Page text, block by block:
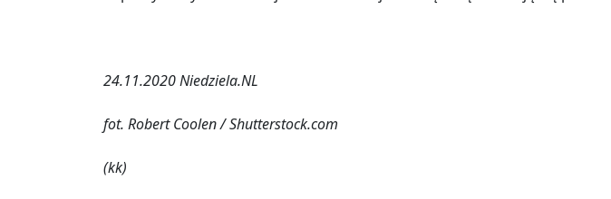
24.11.2020 Niedziela.NL
fot. Robert Coolen / Shutterstock.com
(kk)